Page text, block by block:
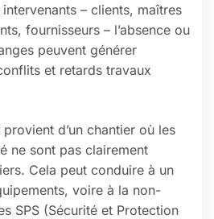
– clients, maîtres
fournisseurs – l’absence ou
peuvent générer
et retards travaux
d’un chantier où les
ne sont pas clairement
Cela peut conduire à un
voire à la non-
SPS (Sécurité et Protection